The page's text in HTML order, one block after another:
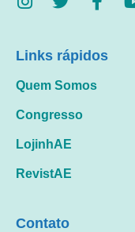
Links rápidos
Quem Somos
Congresso
LojinhAE
RevistAE
Contato